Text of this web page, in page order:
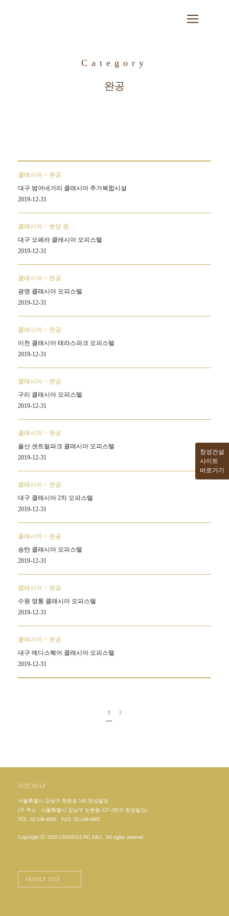
Category
완공
클래시아 > 완공
대구 범어네거리 클래시아 주거복합시설
2019-12-31
클래시아 > 분양 중
대구 오페라 클래시아 오피스텔
2019-12-31
클래시아 > 완공
광명 클래시아 오피스텔
2019-12-31
클래시아 > 완공
이천 클래시아 테라스파크 오피스텔
2019-12-31
클래시아 > 완공
구리 클래시아 오피스텔
2019-12-31
클래시아 > 완공
울산 센트럴파크 클래시아 오피스텔
2019-12-31
클래시아 > 완공
대구 클래시아 2차 오피스텔
2019-12-31
클래시아 > 완공
송탄 클래시아 오피스텔
2019-12-31
클래시아 > 완공
수원 영통 클래시아 오피스텔
2019-12-31
클래시아 > 완공
대구 메디스퀘어 클래시아 오피스텔
2019-12-31
1 2
SITE MAP
서울특별시 강남구 학동로 160 창성빌딩
(구 주소 : 서울특별시 강남구 논현동 127-1번지 창성빌딩)
TEL. 02-548-4800
FAX. 02-548-0885
Copyright ⓒ 2020 CHANGSUNG E&C. All rights reserved.
FAMILY SITE
창성건설
사이트
바로가기